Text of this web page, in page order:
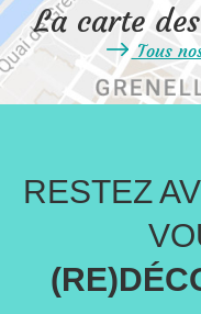
La carte
Tous
RESTEZ